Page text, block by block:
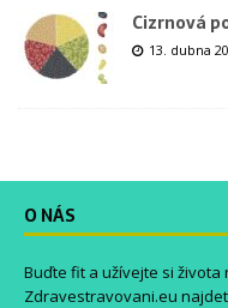
Cizrnová
13. dubna
O NÁS
Buďte fit a užívejte si
Zdravestravovani.eu